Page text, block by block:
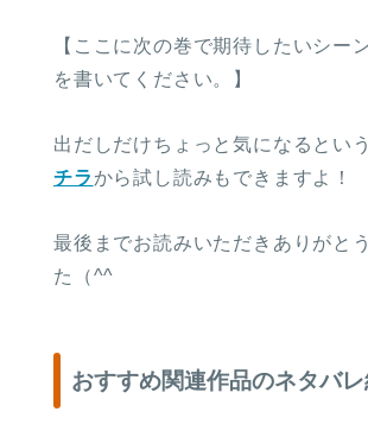
【ここに次の巻で期待したいシー
を書いてください。】
出だしだけちょっと気になるとい
チラから試し読みもできますよ！
最後までお読みいただきありがと
た（^^
おすすめ関連作品のネタバ